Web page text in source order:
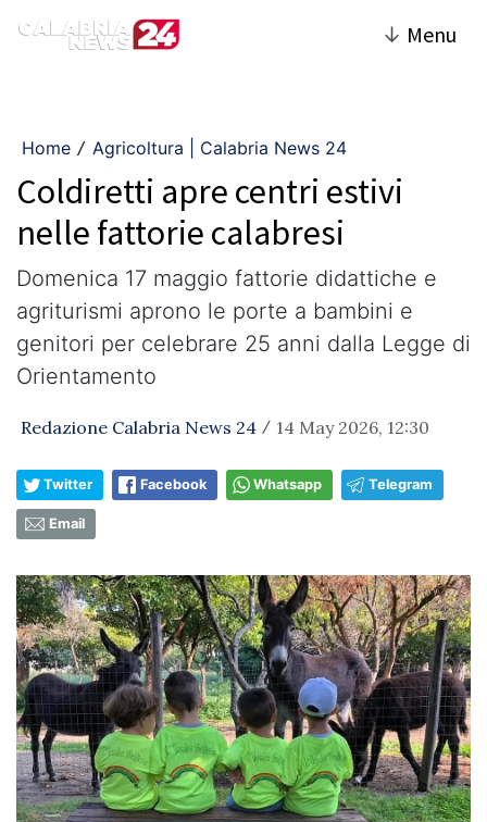
↓ Menu
Home / Agricoltura | Calabria News 24
Coldiretti apre centri estivi
nelle fattorie calabresi
Domenica 17 maggio fattorie didattiche e
agriturismi aprono le porte a bambini e
genitori per celebrare 25 anni dalla Legge di
Orientamento
Redazione Calabria News 24 / 14 May 2026, 12:30
Twitter Facebook Whatsapp Telegram
Email